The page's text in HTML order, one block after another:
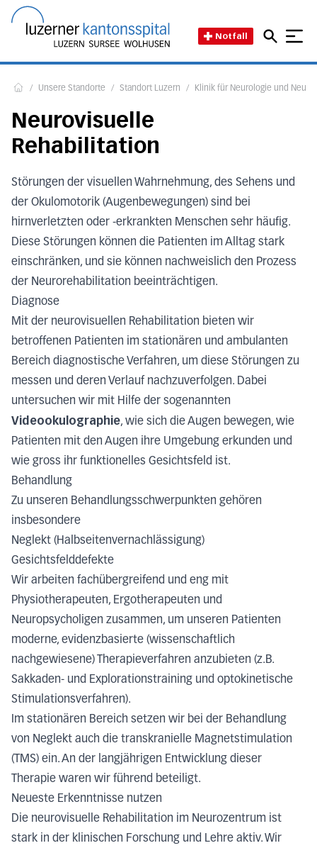
Notfall
/ Unsere Standorte / Standort Luzern / Klinik für Neurologie und
Neurovisuelle
Rehabilitation
Störungen der visuellen Wahrnehmung, des Sehens und
der Okulomotorik (Augenbewegungen) sind bei
hirnverletzten oder -erkrankten Menschen sehr häufig.
Diese Störungen können die Patienten im Alltag stark
einschränken, und sie können nachweislich den Prozess
der Neurorehabilitation beeinträchtigen.
Diagnose
Mit der neurovisuellen Rehabilitation bieten wir
betroffenen Patienten im stationären und ambulanten
Bereich diagnostische Verfahren, um diese Störungen zu
messen und deren Verlauf nachzuverfolgen. Dabei
untersuchen wir mit Hilfe der sogenannten
Videookulographie, wie sich die Augen bewegen, wie
Patienten mit den Augen ihre Umgebung erkunden und
wie gross ihr funktionelles Gesichtsfeld ist.
Behandlung
Zu unseren Behandlungsschwerpunkten gehören
insbesondere
Neglekt (Halbseitenvernachlässigung)
Gesichtsfelddefekte
Wir arbeiten fachübergreifend und eng mit
Physiotherapeuten, Ergotherapeuten und
Neuropsycholigen zusammen, um unseren Patienten
moderne, evidenzbasierte (wissenschaftlich
nachgewiesene) Therapieverfahren anzubieten (z.B.
Sakkaden- und Explorationstraining und optokinetische
Stimulationsverfahren).
Im stationären Bereich setzen wir bei der Behandlung
von Neglekt auch die transkranielle Magnetstimulation
(TMS) ein. An der langjährigen Entwicklung dieser
Therapie waren wir führend beteiligt.
Neueste Erkenntnisse nutzen
Die neurovisuelle Rehabilitation im Neurozentrum ist
stark in der klinischen Forschung und Lehre aktiv. Wir